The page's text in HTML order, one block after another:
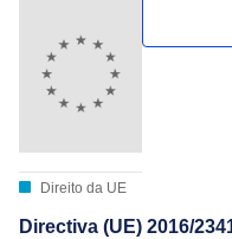
Direito da UE
Directiva (UE) 2016/